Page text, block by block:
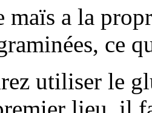
maïs a la
ce
utiliser le